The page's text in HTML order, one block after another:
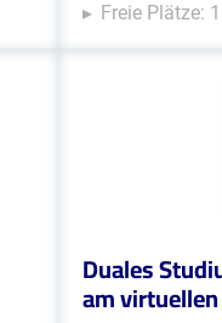
Freie Plätze: 1
Duales
am